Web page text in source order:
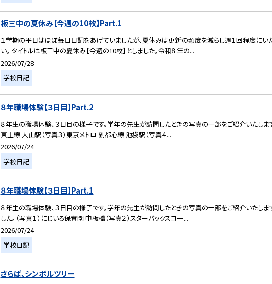
板三中の夏休み【今週の10枚】Part.1
１学期の平日はほぼ毎日日記をあげていましたが、夏休みは更新の頻度を減らし週１回程度にい
い。 タイトルは板三中の夏休み【今週の10枚】としました。令和８年の...
2026/07/28
学校日記
８年職場体験【３日目】Part.2
８年生の職場体験、３日目の様子です。学年の先生が訪問したときの写真の一部をご紹介いたしま
東上線 大山駅（写真３）東京メトロ 副都心線 池袋駅（写真４...
2026/07/24
学校日記
８年職場体験【３日目】Part.1
８年生の職場体験、３日目の様子です。学年の先生が訪問したときの写真の一部をご紹介いたしま
した。（写真１）にじいろ保育園 中板橋（写真２）スターバックスコー...
2026/07/24
学校日記
さらば、シンボルツリー